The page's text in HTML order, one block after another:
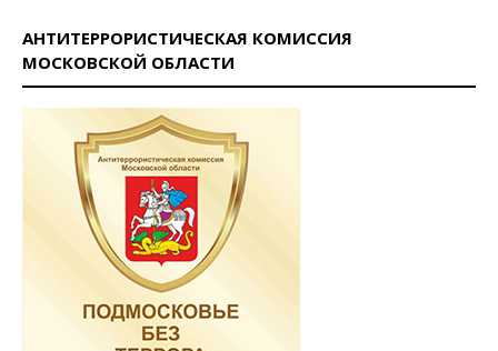
АНТИТЕРРОРИСТИЧЕСКАЯ КОМИССИЯ
МОСКОВСКОЙ ОБЛАСТИ